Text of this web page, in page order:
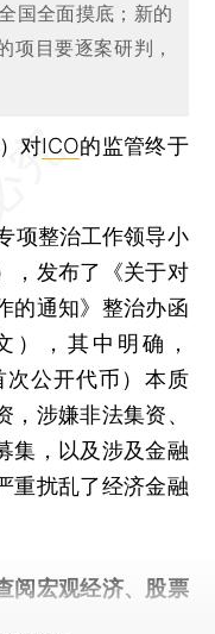
国全面摸底；新的
项目要逐案研判，
对ICO的监管终于
整治工作领导小
，发布了《关于对
的通知》整治办函
），其中明确，
次公开代币）本质
，涉嫌非法集资、
集，以及涉及金融
重扰乱了经济金融
阅宏观经济、股票